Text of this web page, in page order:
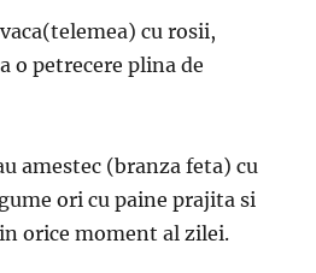
cu rosii,
o petrecere plina de
amestec (branza feta) cu
ori cu paine prajita si
orice moment al zilei.